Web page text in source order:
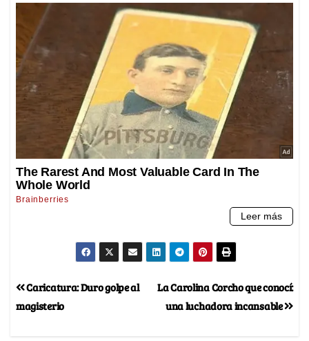
La Carolina Corcho que conocí:
una luchadora incansable
Caricatura: Duro golpe al
magisterio